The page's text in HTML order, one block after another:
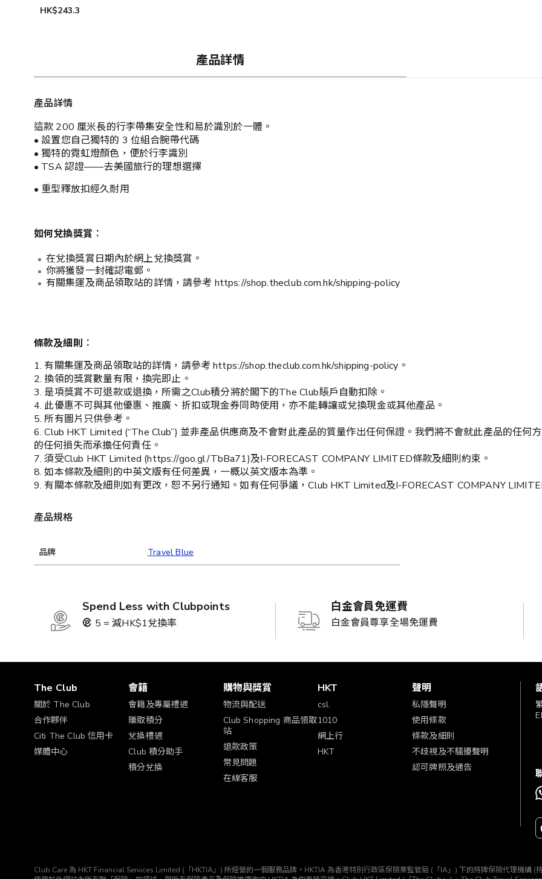
HK$243.3
產品詳情
產品詳情
這款 200 厘米長的行李帶集安全性和易於識別於一體。
• 設置您自己獨特的 3 位組合腕帶代碼
• 獨特的霓虹燈顏色，便於行李識別
• TSA 認證——去美國旅行的理想選擇
• 重型釋放扣經久耐用
如何兌換獎賞︰
在兌換獎賞日期內於網上兌換獎賞。
你將獲發一封確認電郵。
有關集運及商品領取站的詳情，請參考 https://shop.theclub.com.hk/shipping-policy
條款及細則︰
1. 有關集運及商品領取站的詳情，請參考 https://shop.theclub.com.hk/shipping-policy。
2. 換領的獎賞數量有限，換完即止。
3. 是項獎賞不可退款或退換，所需之Club積分將於閣下的The Club賬戶自動扣除。
4. 此優惠不可與其他優惠、推廣、折扣或現金券同時使用，亦不能轉讓或兌換現金或其他產品。
5. 所有圖片只供參考。
6. Club HKT Limited (“The Club”) 並非產品供應商及不會對此產品的質量作出任何保證。我們將不會就此產品的任何
的任何損失而承擔任何責任。
7. 須受Club HKT Limited (https://goo.gl/TbBa71)及I-FORECAST COMPANY LIMITED條款及細則約束。
8. 如本條款及細則的中英文版有任何差異，一概以英文版本為準。
9. 有關本條款及細則如有更改，恕不另行通知。如有任何爭議，Club HKT Limited及I-FORECAST COMPANY
產品規格
品牌 Travel Blue
Spend Less with Clubpoints
5 = 減HK$1兌換率
白金會員免運費
白金會員尊享全場免運費
The Club
關於 The Club
合作夥伴
Citi The Club 信用卡
媒體中心
會籍
會籍及專屬禮遇
賺取積分
兌換禮遇
Club 積分助手
積分兌換
購物與獎賞
物流與配送
Club Shopping 商品領取
站
退款政策
常見問題
在線客服
HKT
csl.
1010
網上行
HKT
聲明
私隱聲明
使用條款
條款及細則
不歧視及不騷擾聲明
認可牌照及通告
Club Care 為 HKT Financial Services Limited (「HKTIA」) 所經營的一個服務品牌。HKTIA 為香港特別行政區保險業監管局 (「IA」) 下的持牌保險代理機構 (